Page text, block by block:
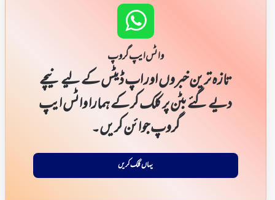
واٹس ایپ گروپ
تازہ ترین خبروں اور اپ ڈیٹس کے لیے نیچے
دیے گئے بٹن پر کلک کر کے ہمارا واٹس ایپ
گروپ جوائن کریں۔
یہاں کلک کریں